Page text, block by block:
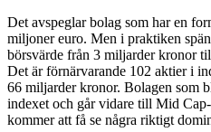
Det avspeglar bolag som har en
miljoner euro. Men i praktiken
börsvärde från 3 miljarder kronor
Det är förnärvarande 102 aktier i
66 miljarder kronor. Bolagen som
indexet och går vidare till Mid
kommer att få se några riktigt